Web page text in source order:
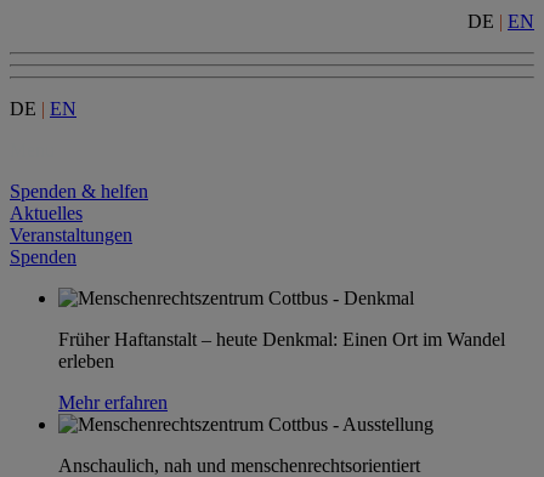
DE | EN
DE | EN
Spenden & helfen
Aktuelles
Veranstaltungen
Spenden
Früher Haftanstalt – heute Denkmal: Einen Ort im Wandel
erleben
Mehr erfahren
Anschaulich, nah und menschenrechtsorientiert